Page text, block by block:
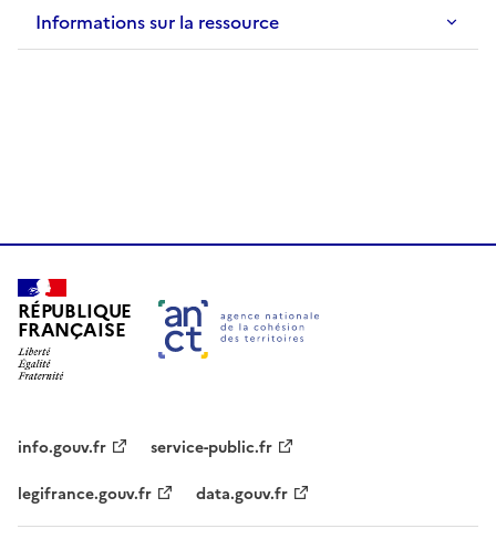
Informations sur la ressource
RÉPUBLIQUE
FRANÇAISE
info.gouv.fr
service-public.fr
legifrance.gouv.fr
data.gouv.fr